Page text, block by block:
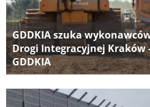
GDDKIA szuka
Drogi Integracyjnej Kraków
GDDKIA